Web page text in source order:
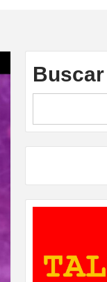
Buscar